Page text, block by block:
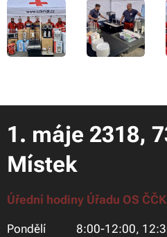
1. máje 2318,
Místek
Úřední hodiny Úřadu OS
Pondělí 8:00-12:00,